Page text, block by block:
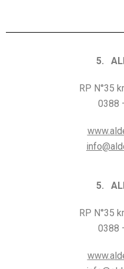
5.
RP N°35
0388
www.a
5.
RP N°35
0388
www.a